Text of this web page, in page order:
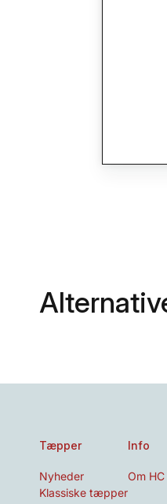
Tæpper
Nyheder
Klassiske tæpper
Info
Om